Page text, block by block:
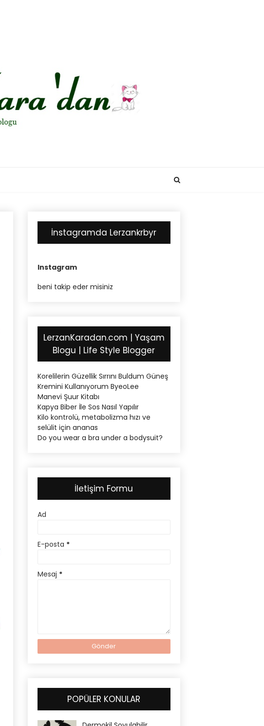
İnstagramda Lerzankrbyr
Instagram
beni takip eder misiniz
LerzanKaradan.com | Yaşam
Blogu | Life Style Blogger
Korelilerin Güzellik Sırrını Buldum Güneş
Kremini Kullanıyorum ByeoLee
Manevi Şuur Kitabı
Kapya Biber İle Sos Nasıl Yapılır
Kilo kontrolü, metabolizma hızı ve
selülit için ananas
Do you wear a bra under a bodysuit?
İletişim Formu
Ad
E-posta *
Mesaj *
POPÜLER KONULAR